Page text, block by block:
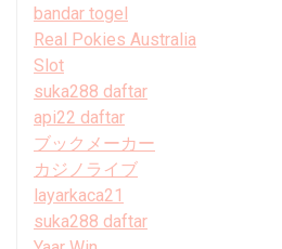
bandar togel
Real Pokies Australia
Slot
suka288 daftar
api22 daftar
ブックメーカー
カジノライブ
layarkaca21
suka288 daftar